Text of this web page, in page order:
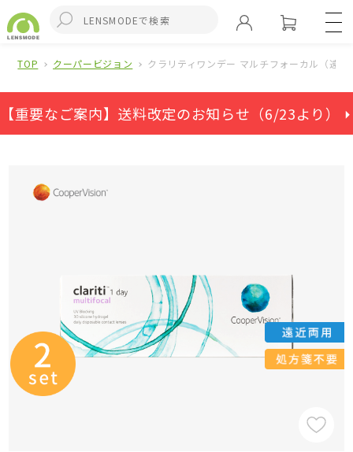
TOP クーパービジョン クラリティワンデー マルチフォーカル（遠
【重要なご案内】送料改定のお知らせ（6/23より） ⏵